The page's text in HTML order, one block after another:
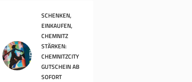
SCHENKEN,
EINKAUFEN,
CHEMNITZ
STÄRKEN:
CHEMNITZCITY
GUTSCHEIN AB
SOFORT